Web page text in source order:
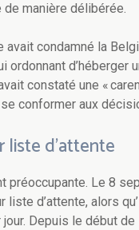
manière délibérée.
condamné la
d’héberger
constaté une «
conformer aux
liste d’attente
préoccupante. Le 8
d’attente, alors
Depuis le début